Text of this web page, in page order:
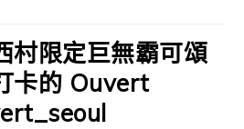
村限定巨無霸可頌
卡的 Ouvert